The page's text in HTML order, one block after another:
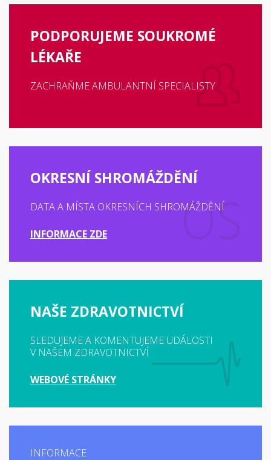
PODPORUJEME SOUKROMÉ
LÉKAŘE
ZACHRAŇME AMBULANTNÍ SPECIALISTY
OKRESNÍ SHROMÁŽDĚNÍ
DATA A MÍSTA OKRESNÍCH SHROMÁŽDĚNÍ
INFORMACE ZDE
NAŠE ZDRAVOTNICTVÍ
SLEDUJEME A KOMENTUJEME UDÁLOSTI
V NAŠEM ZDRAVOTNICTVÍ
WEBOVÉ STRÁNKY
INFORMACE